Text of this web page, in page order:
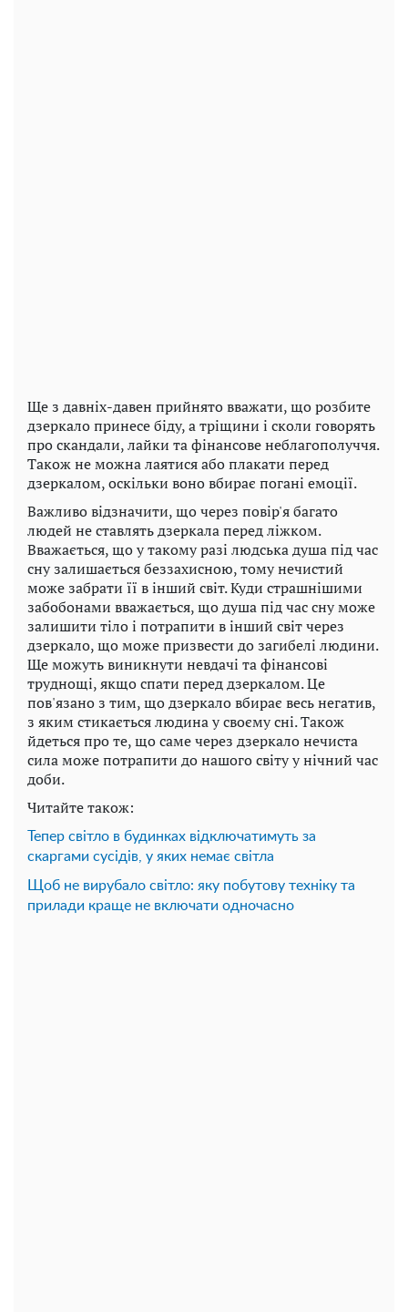
Ще з давніх-давен прийнято вважати, що розбите
дзеркало принесе біду, а тріщини і сколи говорять
про скандали, лайки та фінансове неблагополуччя.
Також не можна лаятися або плакати перед
дзеркалом, оскільки воно вбирає погані емоції.
Важливо відзначити, що через повір'я багато
людей не ставлять дзеркала перед ліжком.
Вважається, що у такому разі людська душа під час
сну залишається беззахисною, тому нечистий
може забрати її в інший світ. Куди страшнішими
забобонами вважається, що душа під час сну може
залишити тіло і потрапити в інший світ через
дзеркало, що може призвести до загибелі людини.
Ще можуть виникнути невдачі та фінансові
труднощі, якщо спати перед дзеркалом. Це
пов'язано з тим, що дзеркало вбирає весь негатив,
з яким стикається людина у своєму сні. Також
йдеться про те, що саме через дзеркало нечиста
сила може потрапити до нашого світу у нічний час
доби.
Читайте також:
Тепер світло в будинках відключатимуть за
скаргами сусідів, у яких немає світла
Щоб не вирубало світло: яку побутову техніку та
прилади краще не включати одночасно